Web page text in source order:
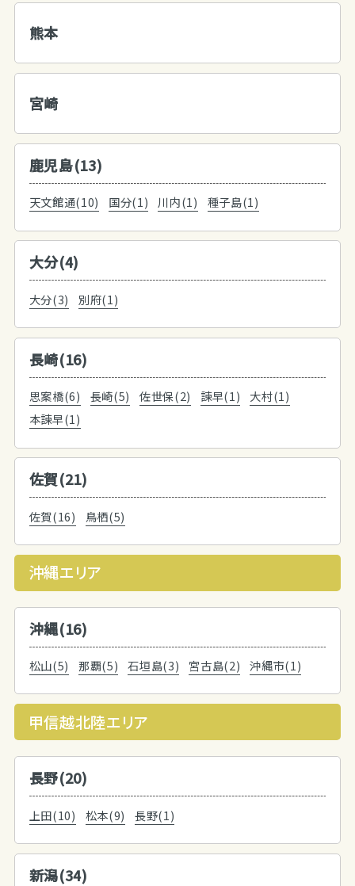
熊本
宮崎
鹿児島(13)
天文館通(10) 国分(1) 川内(1) 種子島(1)
大分(4)
大分(3) 別府(1)
長崎(16)
思案橋(6) 長崎(5) 佐世保(2) 諫早(1)
大村(1)
本諫早(1)
佐賀(21)
佐賀(16) 鳥栖(5)
沖縄エリア
沖縄(16)
松山(5) 那覇(5) 石垣島(3) 宮古島(2) 沖縄市(1)
甲信越北陸エリア
長野(20)
上田(10) 松本(9) 長野(1)
新潟(34)